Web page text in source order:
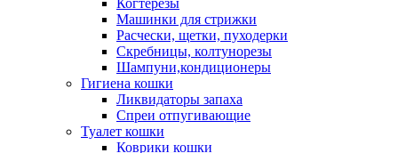
Когтерезы
Машинки для стрижки
Расчески, щетки, пуходерки
Скребницы, колтунорезы
Шампуни,кондиционеры
Гигиена кошки
Ликвидаторы запаха
Спреи отпугивающие
Туалет кошки
Коврики кошки